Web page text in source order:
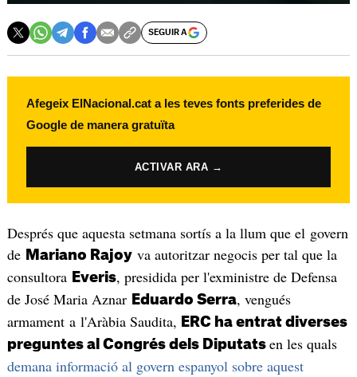
SEGUIR A
Afegeix ElNacional.cat a les teves fonts preferides de
Google de manera gratuïta
ACTIVAR ARA →
Després que aquesta setmana sortís a la llum que el govern
de Mariano Rajoyva autoritzar negocis per tal que la
consultora Everis, presidida per l'exministre de Defensa
de José Maria Aznar Eduardo Serra, vengués
armament a l'Aràbia Saudita, ERC ha entrat diverses
preguntes al Congrés dels Diputats en les quals
demana informació al govern espanyol sobre aquest